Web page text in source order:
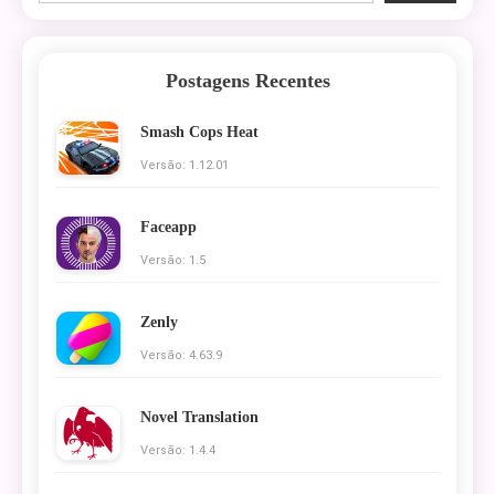
Postagens Recentes
Smash Cops Heat
Versão: 1.12.01
Faceapp
Versão: 1.5
Zenly
Versão: 4.63.9
Novel Translation
Versão: 1.4.4